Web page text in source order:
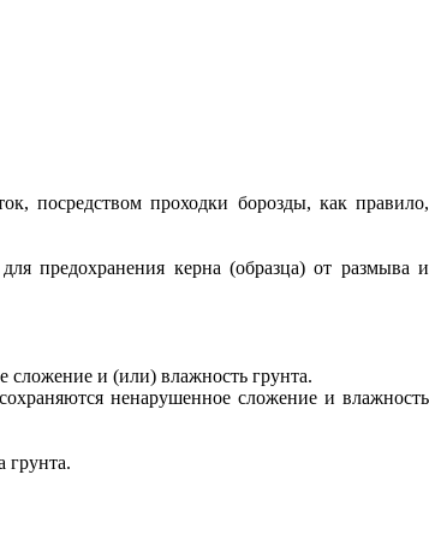
посредством проходки борозды, как правило,
предохранения керна (образца) от размыва и
сложение и (или) влажность грунта.
ненарушенное сложение и влажность
грунта.